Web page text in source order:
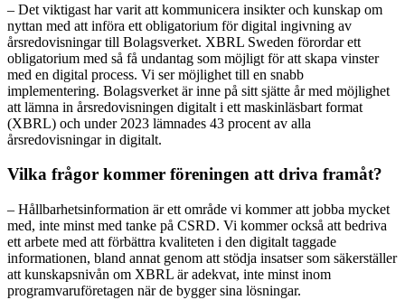
– Det viktigast har varit att kommunicera insikter och kunskap om
nyttan med att införa ett obligatorium för digital ingivning av
årsredovisningar till Bolagsverket. XBRL Sweden förordar ett
obligatorium med så få undantag som möjligt för att skapa vinster
med en digital process. Vi ser möjlighet till en snabb
implementering. Bolagsverket är inne på sitt sjätte år med möjlighet
att lämna in årsredovisningen digitalt i ett maskinläsbart format
(XBRL) och under 2023 lämnades 43 procent av alla
årsredovisningar in digitalt.
Vilka frågor kommer föreningen att driva framåt?
– Hållbarhetsinformation är ett område vi kommer att jobba mycket
med, inte minst med tanke på CSRD. Vi kommer också att bedriva
ett arbete med att förbättra kvaliteten i den digitalt taggade
informationen, bland annat genom att stödja insatser som säkerställer
att kunskapsnivån om XBRL är adekvat, inte minst inom
programvaruföretagen när de bygger sina lösningar.